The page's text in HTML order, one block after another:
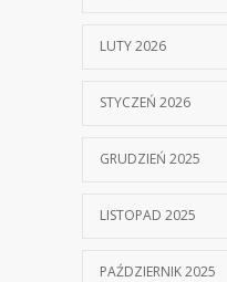
LUTY 2026
STYCZEŃ 2026
GRUDZIEŃ 2025
LISTOPAD 2025
PAŹDZIERNIK 2025